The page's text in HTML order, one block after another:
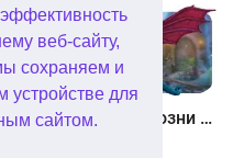
веб-сайту,
сохраняем и
устройстве для
сайтом.
Загадки Нью-Йорка. Пробуждение. Коллекционное издание Химеры. Козни зла. Коллекционное издание